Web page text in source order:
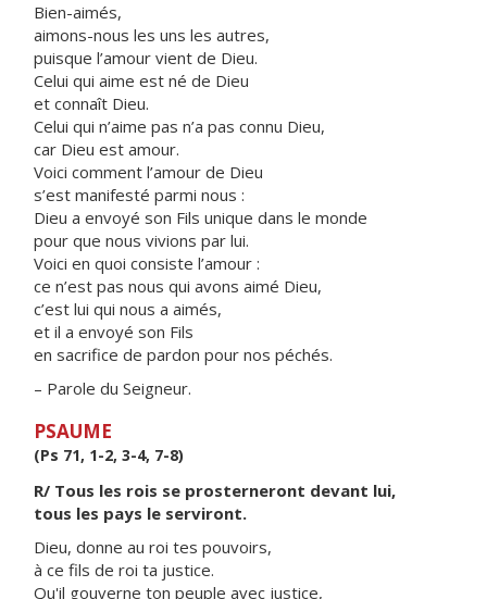
Bien-aimés,
aimons-nous les uns les autres,
puisque l’amour vient de Dieu.
Celui qui aime est né de Dieu
et connaît Dieu.
Celui qui n’aime pas n’a pas connu Dieu,
car Dieu est amour.
Voici comment l’amour de Dieu
s’est manifesté parmi nous :
Dieu a envoyé son Fils unique dans le monde
pour que nous vivions par lui.
Voici en quoi consiste l’amour :
ce n’est pas nous qui avons aimé Dieu,
c’est lui qui nous a aimés,
et il a envoyé son Fils
en sacrifice de pardon pour nos péchés.
– Parole du Seigneur.
PSAUME
(Ps 71, 1-2, 3-4, 7-8)
R/ Tous les rois se prosterneront devant lui,
tous les pays le serviront.
Dieu, donne au roi tes pouvoirs,
à ce fils de roi ta justice.
Qu'il gouverne ton peuple avec justice,